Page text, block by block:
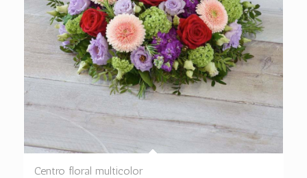
Centro floral multicolor